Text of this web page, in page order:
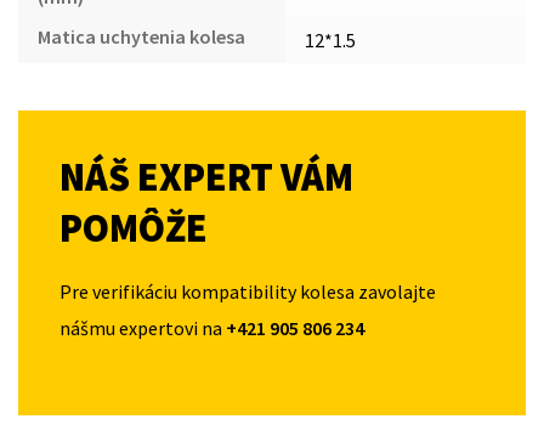
Matica uchytenia kolesa 12*1.5
NÁŠ EXPERT VÁM
POMÔŽE
Pre verifikáciu kompatibility kolesa zavolajte
nášmu expertovi na +421 905 806 234